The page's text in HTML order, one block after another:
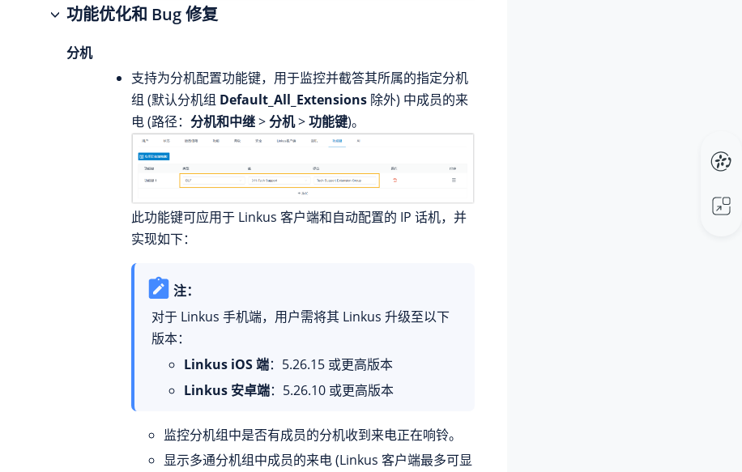
功能优化和 Bug 修复
分机
支持为分机配置功能键，用于监控并截答其所属的指定分机
组 (默认分机组 Default_All_Extensions 除外) 中成员的来
电 (路径： 分机和中继>分机>功能键)。
此功能键可应用于 Linkus 客户端和自动配置的 IP 话机，并
实现如下：
注：
对于 Linkus 手机端，用户需将其 Linkus 升级至以下
版本：
Linkus iOS 端： 5.26.15或更高版本
Linkus 安卓端： 5.26.10或更高版本
监控分机组中是否有成员的分机收到来电正在响铃。
显示多通分机组中成员的来电 (Linkus 客户端最多可显